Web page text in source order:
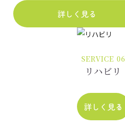
詳しく見る
SERVICE 06
リハビリ
詳しく見る